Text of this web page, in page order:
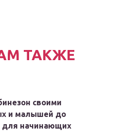
ТАКЖЕ
своими
и малышей до
для начинающих